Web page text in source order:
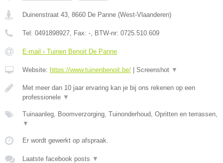
Duinenstraat 43 8660 De Panne (West-Vlaanderen)
Tel: 0491898927 , Fax: - , BTW-nr: 0725.510.609
E-mail › Tuinen Benoit De Panne
Website: https://www.tuinenbenoit.be/ | Screenshot ▼
Met meer dan 10 jaar ervaring kan je bij ons rekenen op een
professionele ▼
Tuinaanleg, Boomverzorging, Tuinonderhoud, Opritten en terrassen,
▼
Er wordt gewerkt op afspraak.
Laatste facebook posts ▼